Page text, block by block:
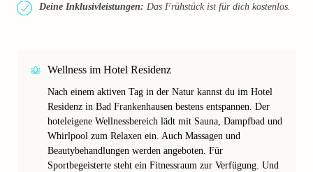
Deine Inklusivleistungen: Das Frühstück ist für dich kostenlos.
Wellness im Hotel Residenz
Nach einem aktiven Tag in der Natur kannst du im Hotel
Residenz in Bad Frankenhausen bestens entspannen. Der
hoteleigene Wellnessbereich lädt mit Sauna, Dampfbad und
Whirlpool zum Relaxen ein. Auch Massagen und
Beautybehandlungen werden angeboten. Für
Sportbegeisterte steht ein Fitnessraum zur Verfügung. Und